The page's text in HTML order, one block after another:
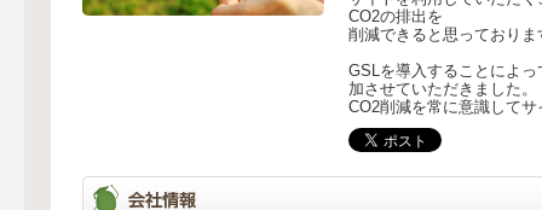
CO2の排出を
削減できると思っておりま
GSLを導入することによ
加させていただきました。
CO2削減を常に意識して